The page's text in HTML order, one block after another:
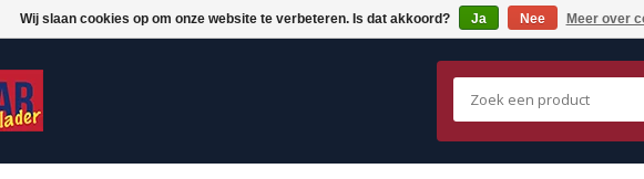
Wij slaan cookies op om onze website te verbeteren. Is dat akkoord? Ja Nee Meer over